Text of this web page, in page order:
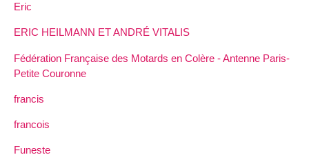
Eric
ERIC HEILMANN ET ANDRÉ VITALIS
Fédération Française des Motards en Colère - Antenne Paris-
Petite Couronne
francis
francois
Funeste